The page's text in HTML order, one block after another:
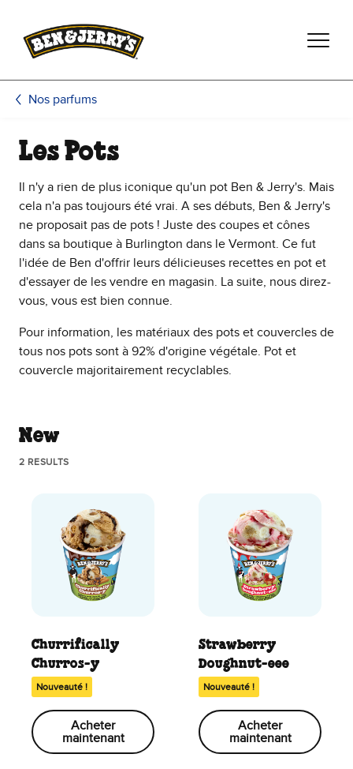
Nos parfums
Les Pots
Il n'y a rien de plus iconique qu'un pot Ben & Jerry's. Mais
cela n'a pas toujours été vrai. A ses débuts, Ben & Jerry's
ne proposait pas de pots ! Juste des coupes et cônes
dans sa boutique à Burlington dans le Vermont. Ce fut
l'idée de Ben d'offrir leurs délicieuses recettes en pot et
d'essayer de les vendre en magasin. La suite, nous direz-
vous, vous est bien connue.
Pour information, les matériaux des pots et couvercles de
tous nos pots sont à 92% d'origine végétale. Pot et
couvercle majoritairement recyclables.
New
2 RESULTS
Churrifically
Churros-y
Nouveauté !
Acheter
maintenant
Strawberry
Doughnut-eee
Nouveauté !
Acheter
maintenant